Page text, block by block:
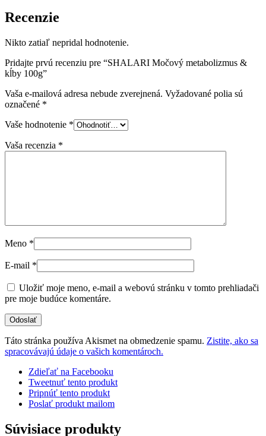
Recenzie
Nikto zatiaľ nepridal hodnotenie.
Pridajte prvú recenziu pre “SHALARI Močový metabolizmus &
kĺby 100g”
Vaša e-mailová adresa nebude zverejnená. Vyžadované polia sú
označené *
Vaše hodnotenie *
Vaša recenzia *
Meno *
E-mail *
Uložiť moje meno, e-mail a webovú stránku v tomto prehliadači
pre moje budúce komentáre.
Táto stránka používa Akismet na obmedzenie spamu. Zistite, ako sa
spracovávajú údaje o vašich komentároch.
Zdieľať na Facebooku
Tweetnuť tento produkt
Pripnúť tento produkt
Poslať produkt mailom
Súvisiace produkty